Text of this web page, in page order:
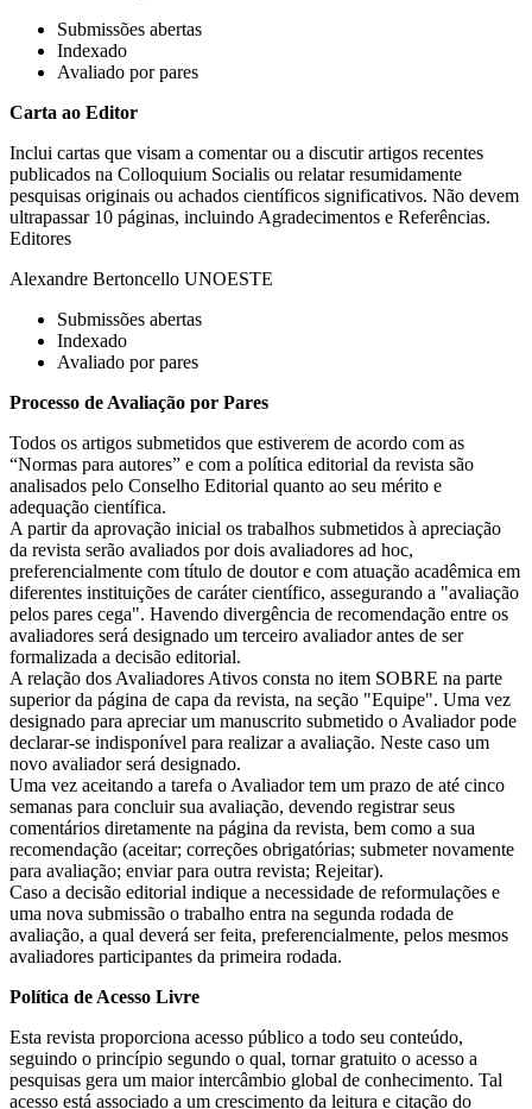
Submissões abertas
Indexado
Avaliado por pares
Carta ao Editor
Inclui cartas que visam a comentar ou a discutir artigos recentes
publicados na Colloquium Socialis ou relatar resumidamente
pesquisas originais ou achados científicos significativos. Não devem
ultrapassar 10 páginas, incluindo Agradecimentos e Referências.
Editores
Alexandre Bertoncello UNOESTE
Submissões abertas
Indexado
Avaliado por pares
Processo de Avaliação por Pares
Todos os artigos submetidos que estiverem de acordo com as
“Normas para autores” e com a política editorial da revista são
analisados pelo Conselho Editorial quanto ao seu mérito e
adequação científica.
A partir da aprovação inicial os trabalhos submetidos à apreciação
da revista serão avaliados por dois avaliadores ad hoc,
preferencialmente com título de doutor e com atuação acadêmica em
diferentes instituições de caráter científico, assegurando a "avaliação
pelos pares cega". Havendo divergência de recomendação entre os
avaliadores será designado um terceiro avaliador antes de ser
formalizada a decisão editorial.
A relação dos Avaliadores Ativos consta no item SOBRE na parte
superior da página de capa da revista, na seção "Equipe". Uma vez
designado para apreciar um manuscrito submetido o Avaliador pode
declarar-se indisponível para realizar a avaliação. Neste caso um
novo avaliador será designado.
Uma vez aceitando a tarefa o Avaliador tem um prazo de até cinco
semanas para concluir sua avaliação, devendo registrar seus
comentários diretamente na página da revista, bem como a sua
recomendação (aceitar; correções obrigatórias; submeter novamente
para avaliação; enviar para outra revista; Rejeitar).
Caso a decisão editorial indique a necessidade de reformulações e
uma nova submissão o trabalho entra na segunda rodada de
avaliação, a qual deverá ser feita, preferencialmente, pelos mesmos
avaliadores participantes da primeira rodada.
Política de Acesso Livre
Esta revista proporciona acesso público a todo seu conteúdo,
seguindo o princípio segundo o qual, tornar gratuito o acesso a
pesquisas gera um maior intercâmbio global de conhecimento. Tal
acesso está associado a um crescimento da leitura e citação do